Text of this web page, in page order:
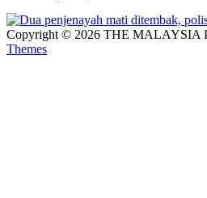
Copyright © 2026 THE MALAYSIA
Themes